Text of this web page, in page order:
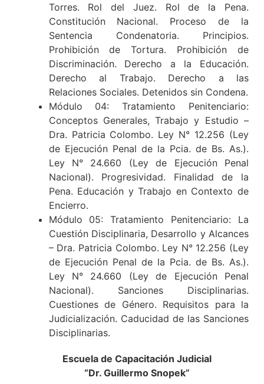
Torres. Rol del Juez. Rol de la Pena.
Constitución Nacional. Proceso de la
Sentencia Condenatoria. Principios.
Prohibición de Tortura. Prohibición de
Discriminación. Derecho a la Educación.
Derecho al Trabajo. Derecho a las
Relaciones Sociales. Detenidos sin Condena.
Módulo 04: Tratamiento Penitenciario:
Conceptos Generales, Trabajo y Estudio –
Dra. Patricia Colombo. Ley N° 12.256 (Ley
de Ejecución Penal de la Pcia. de Bs. As.).
Ley N° 24.660 (Ley de Ejecución Penal
Nacional). Progresividad. Finalidad de la
Pena. Educación y Trabajo en Contexto de
Encierro.
Módulo 05: Tratamiento Penitenciario: La
Cuestión Disciplinaria, Desarrollo y Alcances
– Dra. Patricia Colombo. Ley N° 12.256 (Ley
de Ejecución Penal de la Pcia. de Bs. As.).
Ley N° 24.660 (Ley de Ejecución Penal
Nacional). Sanciones Disciplinarias.
Cuestiones de Género. Requisitos para la
Judicialización. Caducidad de las Sanciones
Disciplinarias.
Escuela de Capacitación Judicial
“Dr. Guillermo Snopek”